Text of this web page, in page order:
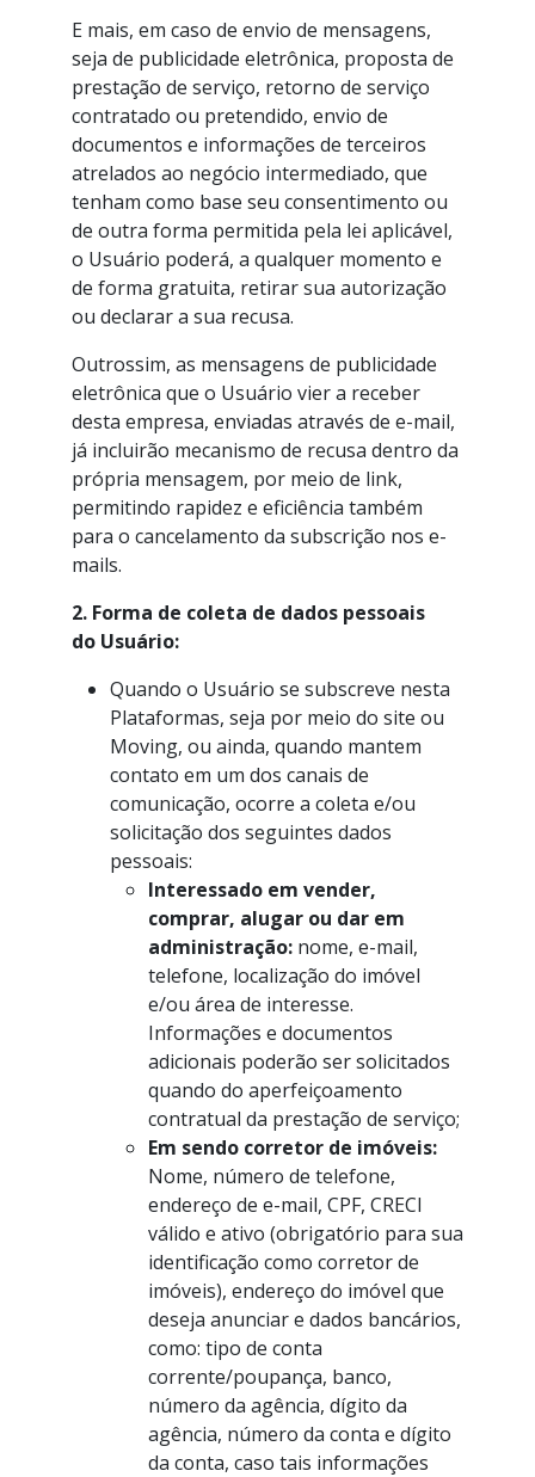
E mais, em caso de envio de mensagens,
seja de publicidade eletrônica, proposta de
prestação de serviço, retorno de serviço
contratado ou pretendido, envio de
documentos e informações de terceiros
atrelados ao negócio intermediado, que
tenham como base seu consentimento ou
de outra forma permitida pela lei aplicável,
o Usuário poderá, a qualquer momento e
de forma gratuita, retirar sua autorização
ou declarar a sua recusa.
Outrossim, as mensagens de publicidade
eletrônica que o Usuário vier a receber
desta empresa, enviadas através de e-mail,
já incluirão mecanismo de recusa dentro da
própria mensagem, por meio de link,
permitindo rapidez e eficiência também
para o cancelamento da subscrição nos e-
mails.
2. Forma de coleta de dados pessoais
do Usuário:
Quando o Usuário se subscreve nesta
Plataformas, seja por meio do site ou
Moving, ou ainda, quando mantem
contato em um dos canais de
comunicação, ocorre a coleta e/ou
solicitação dos seguintes dados
pessoais:
Interessado em vender,
comprar, alugar ou dar em
administração: nome, e-mail,
telefone, localização do imóvel
e/ou área de interesse.
Informações e documentos
adicionais poderão ser solicitados
quando do aperfeiçoamento
contratual da prestação de serviço;
Em sendo corretor de imóveis:
Nome, número de telefone,
endereço de e-mail, CPF, CRECI
válido e ativo (obrigatório para sua
identificação como corretor de
imóveis), endereço do imóvel que
deseja anunciar e dados bancários,
como: tipo de conta
corrente/poupança, banco,
número da agência, dígito da
agência, número da conta e dígito
da conta, caso tais informações